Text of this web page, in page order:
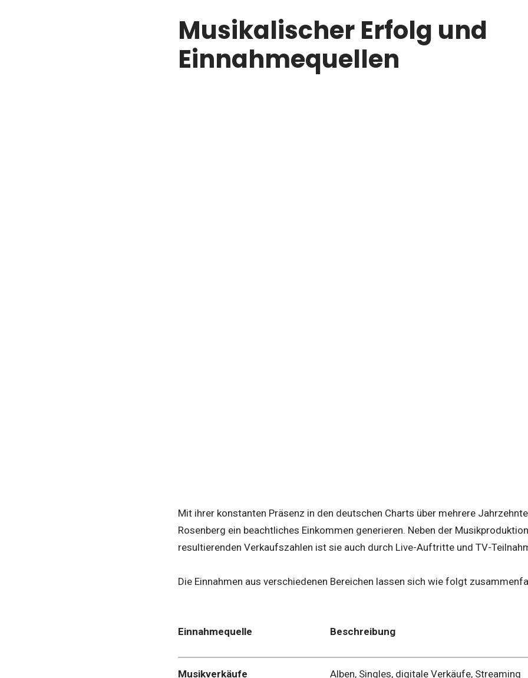
Musikalischer Erfolg und
Einnahmequellen
Mit ihrer konstanten Präsenz in den deutschen Charts über mehrere
Rosenberg ein beachtliches Einkommen generieren. Neben der
resultierenden Verkaufszahlen ist sie auch durch Live-Auftritte und TV-
Die Einnahmen aus verschiedenen Bereichen lassen sich wie folgt
Einnahmequelle Beschreibung
Musikverkäufe Alben, Singles, digitale Verkäufe, Streaming